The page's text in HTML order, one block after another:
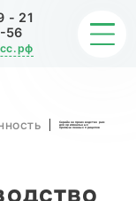
- 21
56
Серийное производство рам
для оригинальных
промышленных прицепов